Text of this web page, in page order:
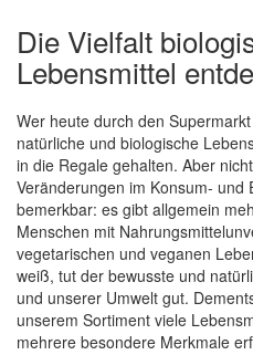
Die Vielfalt
Lebensmittel
Wer heute durch den
natürliche und biologische
in die Regale gehalten. Aber
Veränderungen im Konsum- und
bemerkbar: es gibt allgemein
Menschen mit
vegetarischen und veganen
weiß, tut der bewusste und
und unserer Umwelt gut.
unserem Sortiment viele
mehrere besondere Merkmale